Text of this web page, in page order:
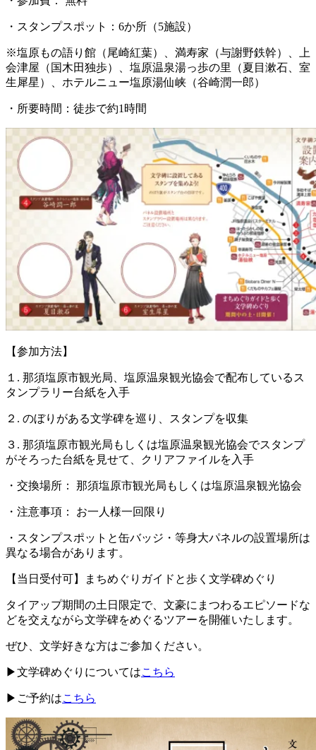
・スタンプスポット：6か所（5施設）
※塩原もの語り館（尾崎紅葉）、満寿家（与謝野鉄幹）、上
会津屋（国木田独歩）、塩原温泉湯っ歩の里（夏目漱石、室
生犀星）、ホテルニュー塩原湯仙峡（谷崎潤一郎）
・所要時間：徒歩で約1時間
【参加方法】
１. 那須塩原市観光局、塩原温泉観光協会で配布しているス
タンプラリー台紙を入手
２. のぼりがある文学碑を巡り、スタンプを収集
３. 那須塩原市観光局もしくは塩原温泉観光協会でスタンプ
がそろった台紙を見せて、クリアファイルを入手
・交換場所： 那須塩原市観光局もしくは塩原温泉観光協会
・注意事項： お一人様一回限り
・スタンプスポットと缶バッジ・等身大パネルの設置場所は
異なる場合があります。
【当日受付可】まちめぐりガイドと歩く文学碑めぐり
タイアップ期間の土日限定で、文豪にまつわるエピソードな
どを交えながら文学碑をめぐるツアーを開催いたします。
ぜひ、文学好きな方はご参加ください。
▶文学碑めぐりについてはこちら
▶ご予約はこちら